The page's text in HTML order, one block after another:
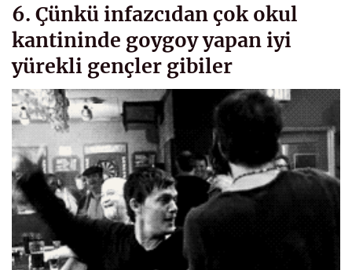
6. Çünkü infazcıdan çok okul
kantininde goygoy yapan iyi
yürekli gençler gibiler